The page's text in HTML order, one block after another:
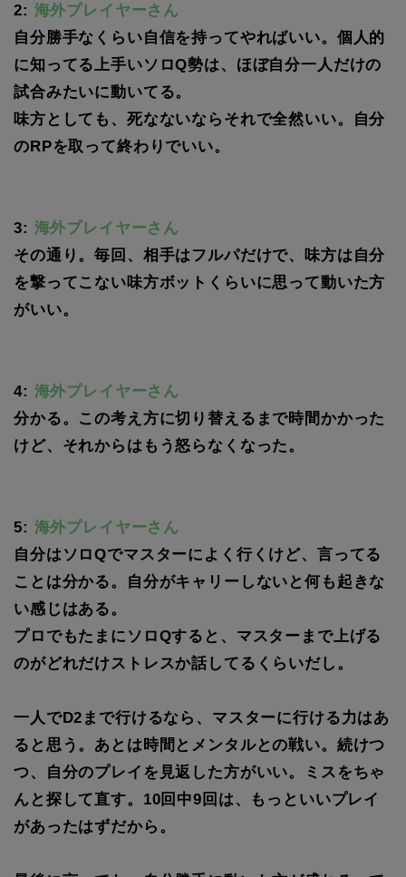
2: 海外プレイヤーさん
自分勝手なくらい自信を持ってやればいい。個人的
に知ってる上手いソロQ勢は、ほぼ自分一人だけの
試合みたいに動いてる。
味方としても、死なないならそれで全然いい。自分
のRPを取って終わりでいい。
3: 海外プレイヤーさん
その通り。毎回、相手はフルパだけで、味方は自分
を撃ってこない味方ボットくらいに思って動いた方
がいい。
4: 海外プレイヤーさん
分かる。この考え方に切り替えるまで時間かかった
けど、それからはもう怒らなくなった。
5: 海外プレイヤーさん
自分はソロQでマスターによく行くけど、言ってる
ことは分かる。自分がキャリーしないと何も起きな
い感じはある。
プロでもたまにソロQすると、マスターまで上げる
のがどれだけストレスか話してるくらいだし。
一人でD2まで行けるなら、マスターに行ける力はあ
ると思う。あとは時間とメンタルとの戦い。続けつ
つ、自分のプレイを見返した方がいい。ミスをちゃ
んと探して直す。10回中9回は、もっといいプレイ
があったはずだから。